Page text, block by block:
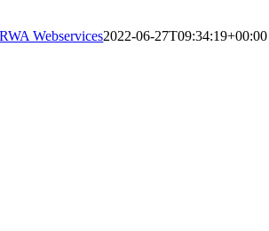
RWA Webservices2022-06-27T09:34:19+00:00